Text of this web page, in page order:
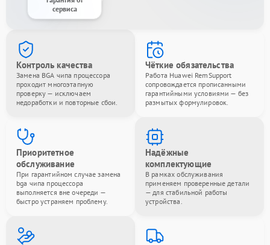
сервиса
Контроль качества
Замена BGA чипа процессора
проходит многоэтапную
проверку — исключаем
недоработки и повторные сбои.
Чёткие обязательства
Работа Huawei RemSupport
сопровождается прописанными
гарантийными условиями — без
размытых формулировок.
Приоритетное
обслуживание
При гарантийном случае замена
bga чипа процессора
выполняется вне очереди —
быстро устраняем проблему.
Надёжные
комплектующие
В рамках обслуживания
применяем проверенные детали
— для стабильной работы
устройства.